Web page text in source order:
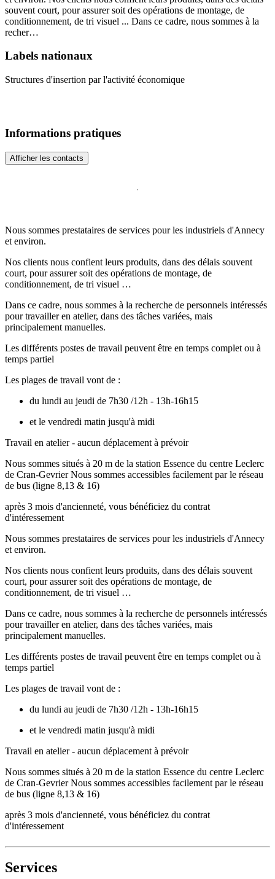
souvent court, pour assurer soit des opérations de montage, de
conditionnement, de tri visuel ... Dans ce cadre, nous sommes à la
recher…
Labels nationaux
Structures d'insertion par l'activité économique
Nous sommes prestataires de services pour les industriels d'Annecy
et environ.
Nos clients nous confient leurs produits, dans des délais souvent
court, pour assurer soit des opérations de montage, de
conditionnement, de tri visuel …
Dans ce cadre, nous sommes à la recherche de personnels intéressés
pour travailler en atelier, dans des tâches variées, mais
principalement manuelles.
Les différents postes de travail peuvent être en temps complet ou à
temps partiel
Les plages de travail vont de :
du lundi au jeudi de 7h30 /12h - 13h-16h15
et le vendredi matin jusqu'à midi
Travail en atelier - aucun déplacement à prévoir
Nous sommes situés à 20 m de la station Essence du centre Leclerc
de Cran-Gevrier Nous sommes accessibles facilement par le réseau
de bus (ligne 8,13 & 16)
après 3 mois d'ancienneté, vous bénéficiez du contrat
d'intéressement
Nous sommes prestataires de services pour les industriels d'Annecy
et environ.
Nos clients nous confient leurs produits, dans des délais souvent
court, pour assurer soit des opérations de montage, de
conditionnement, de tri visuel …
Dans ce cadre, nous sommes à la recherche de personnels intéressés
pour travailler en atelier, dans des tâches variées, mais
principalement manuelles.
Les différents postes de travail peuvent être en temps complet ou à
temps partiel
Les plages de travail vont de :
du lundi au jeudi de 7h30 /12h - 13h-16h15
et le vendredi matin jusqu'à midi
Travail en atelier - aucun déplacement à prévoir
Nous sommes situés à 20 m de la station Essence du centre Leclerc
de Cran-Gevrier Nous sommes accessibles facilement par le réseau
de bus (ligne 8,13 & 16)
après 3 mois d'ancienneté, vous bénéficiez du contrat
d'intéressement
Informations pratiques
Afficher les contacts
Services